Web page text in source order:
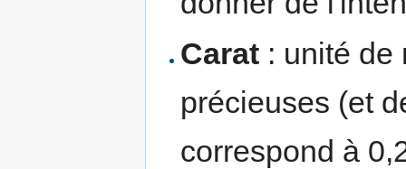
Carat : unité de
précieuses (et
correspond à